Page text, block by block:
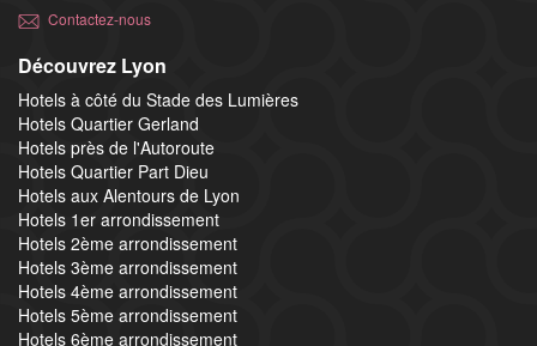
Contactez-nous
Découvrez Lyon
Hotels à côté du Stade des Lumières
Hotels Quartier Gerland
Hotels près de l'Autoroute
Hotels Quartier Part Dieu
Hotels aux Alentours de Lyon
Hotels 1er arrondissement
Hotels 2ème arrondissement
Hotels 3ème arrondissement
Hotels 4ème arrondissement
Hotels 5ème arrondissement
Hotels 6ème arrondissement